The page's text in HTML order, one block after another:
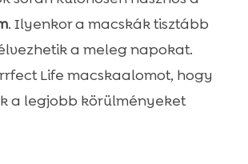
. Ilyenkor a macskák tisztább
a meleg napokat.
Life macskaalomot, hogy
a legjobb körülményeket